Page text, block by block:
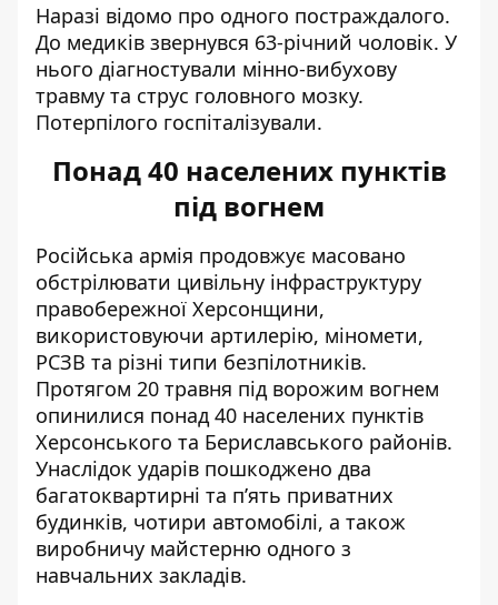
Наразі відомо про одного постраждалого.
До медиків звернувся 63-річний чоловік. У
нього діагностували мінно-вибухову
травму та струс головного мозку.
Потерпілого госпіталізували.
Понад 40 населених пунктів
під вогнем
Російська армія продовжує масовано
обстрілювати цивільну інфраструктуру
правобережної Херсонщини,
використовуючи артилерію, міномети,
РСЗВ та різні типи безпілотників.
Протягом 20 травня під ворожим вогнем
опинилися понад 40 населених пунктів
Херсонського та Бериславського районів.
Унаслідок ударів пошкоджено два
багатоквартирні та п’ять приватних
будинків, чотири автомобілі, а також
виробничу майстерню одного з
навчальних закладів.